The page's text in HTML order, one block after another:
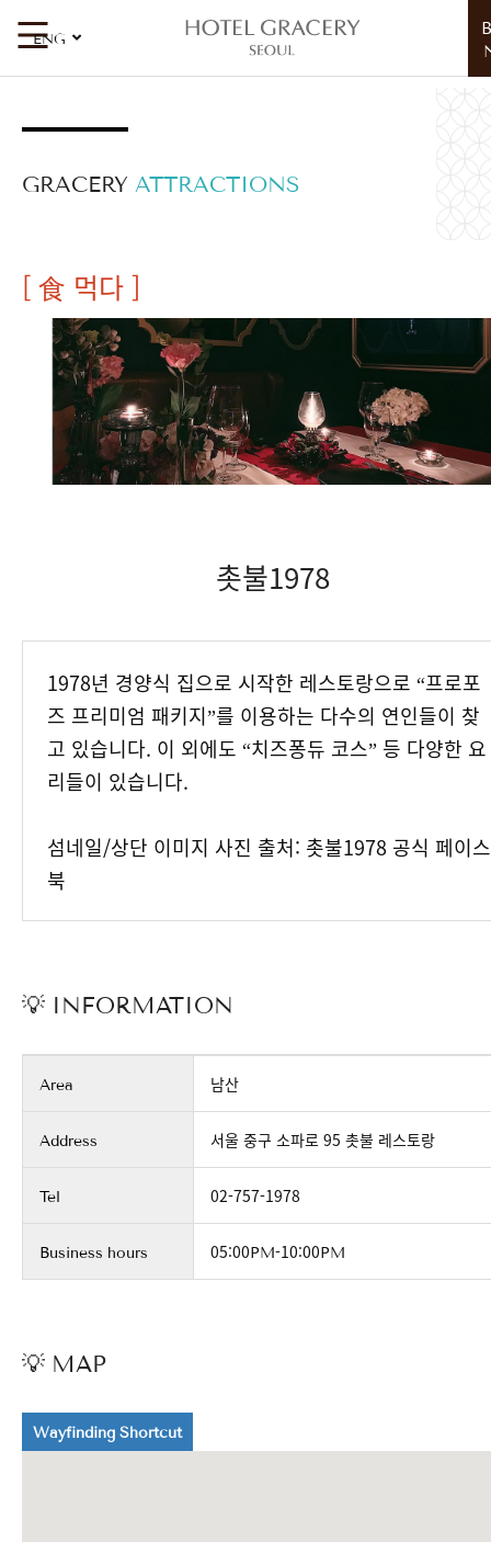
ENG
GRACERY ATTRACTIONS
[ 食 먹다 ]
촛불1978
1978년 경양식 집으로 시작한 레스토랑으로 “프로포
즈 프리미엄 패키지”를 이용하는 다수의 연인들이 찾
고 있습니다. 이 외에도 “치즈퐁듀 코스” 등 다양한 요
리들이 있습니다.
섬네일/상단 이미지 사진 출처: 촛불1978 공식 페이스
북
💡 INFORMATION
Area 남산
Address 서울 중구 소파로 95 촛불 레스토랑
Tel 02-757-1978
Business hours 05:00PM-10:00PM
💡 MAP
Wayfinding Shortcut